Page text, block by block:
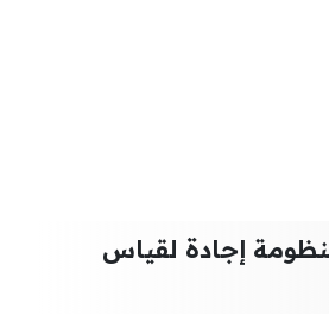
إجادة لقياس